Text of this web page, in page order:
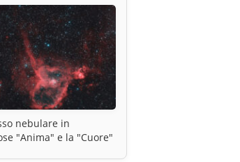
nebulare in
"Anima" e la "Cuore"